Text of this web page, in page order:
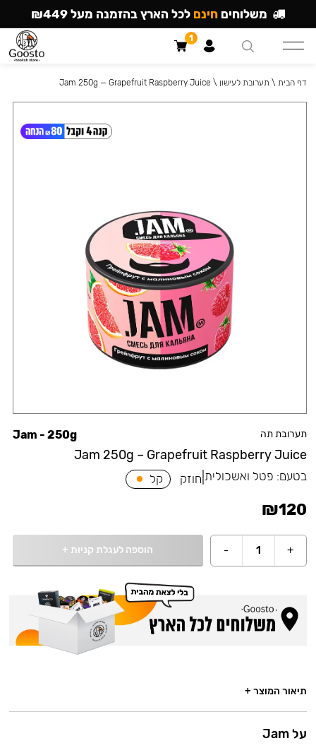
תערובת תה
Jam 250g – Grapefruit Raspberry Juice
Jam - 250g
בטעם: פטל ואשכולית חוזק קל
₪120
+
1
- הוספה לעגלת קניות +
דף הבית \ תערובת לעישון \
Jam 250g — Grapefruit Raspberry Juice
תיאור המוצר +
על Jam
משלוחים חינם לכל הארץ בהזמנה מעל ₪449
1